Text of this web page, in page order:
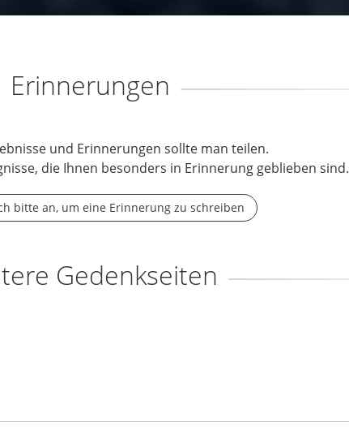
Erinnerungen
und Erinnerungen sollte man teilen.
die Ihnen besonders in Erinnerung geblieben sind.
bitte an, um eine Erinnerung zu schreiben
Gedenkseiten